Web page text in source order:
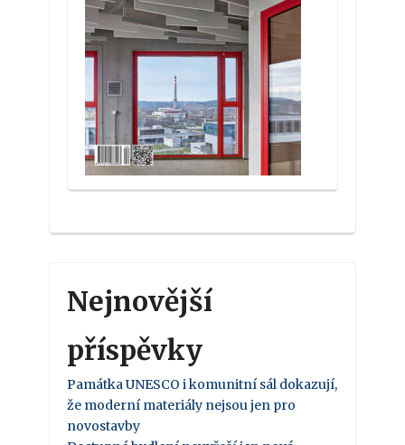
Nejnovější
příspěvky
Památka UNESCO i komunitní sál dokazují,
že moderní materiály nejsou jen pro
novostavby